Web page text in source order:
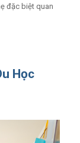
đặc biệt quan
Học